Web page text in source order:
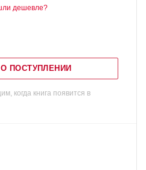
дешевле?
ПОСТУПЛЕНИИ
когда книга появится в